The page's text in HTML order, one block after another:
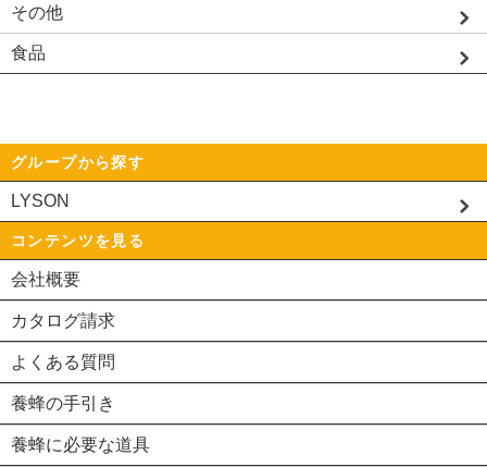
その他
食品
グループから探す
LYSON
コンテンツを見る
会社概要
カタログ請求
よくある質問
養蜂の手引き
養蜂に必要な道具